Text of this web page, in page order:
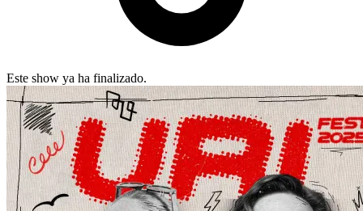
Este show ya ha finalizado.